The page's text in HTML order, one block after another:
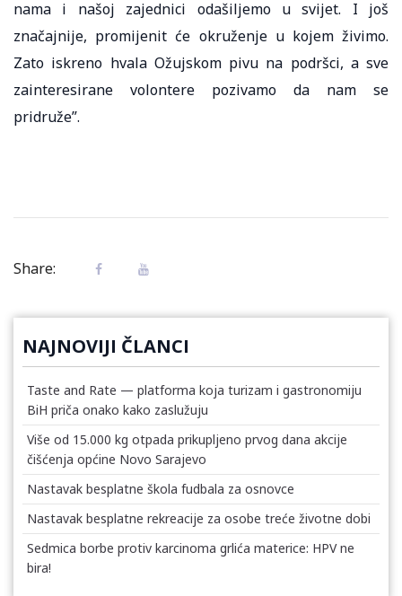
nama i našoj zajednici odašiljemo u svijet. I još
značajnije, promijenit će okruženje u kojem živimo.
Zato iskreno hvala Ožujskom pivu na podršci, a sve
zainteresirane volontere pozivamo da nam se
pridruže”.
Share:
NAJNOVIJI ČLANCI
Taste and Rate — platforma koja turizam i gastronomiju
BiH priča onako kako zaslužuju
Više od 15.000 kg otpada prikupljeno prvog dana akcije
čišćenja općine Novo Sarajevo
Nastavak besplatne škola fudbala za osnovce
Nastavak besplatne rekreacije za osobe treće životne dobi
Sedmica borbe protiv karcinoma grlića materice: HPV ne
bira!